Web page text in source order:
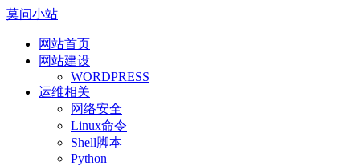
莫问小站
网站首页
网站建设
WORDPRESS
运维相关
网络安全
Linux命令
Shell脚本
Python